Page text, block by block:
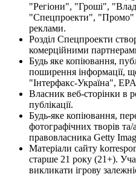
"Регіони", "Гроші",
"Спецпроекти", "Промо"
реклами.
Розділ Спецпроекти
комерційними
Будь яке копіювання,
поширення інформації,
"Інтерфакс-Україна",
Власник веб-сторінки в
публікації.
Будь-яке копіювання,
фотографічних творів та/
правовласника Getty
Матеріали сайту
старше 21 року (21+).
викликати ігрову